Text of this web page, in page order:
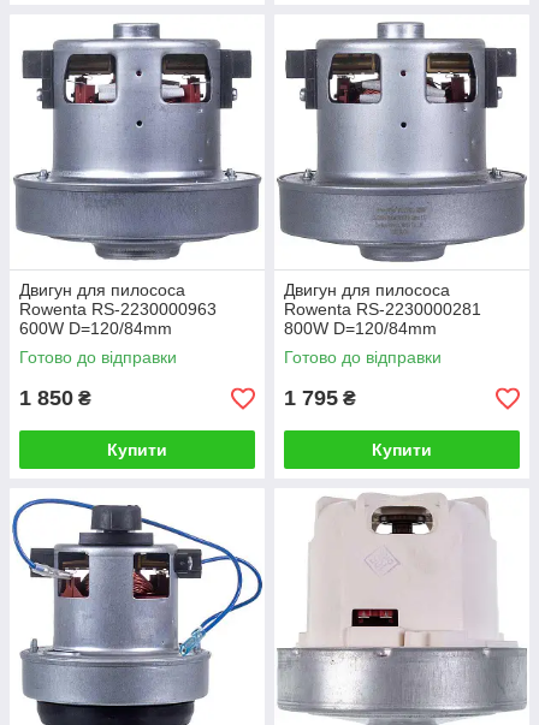
Двигун для пилососа
Rowenta RS-2230000963
600W D=120/84mm
H=26/108mm
Готово до відправки
1 850 ₴
Купити
Двигун для пилососа
Rowenta RS-2230000281
800W D=120/84mm
H=26/108mm
Готово до відправки
1 795 ₴
Купити